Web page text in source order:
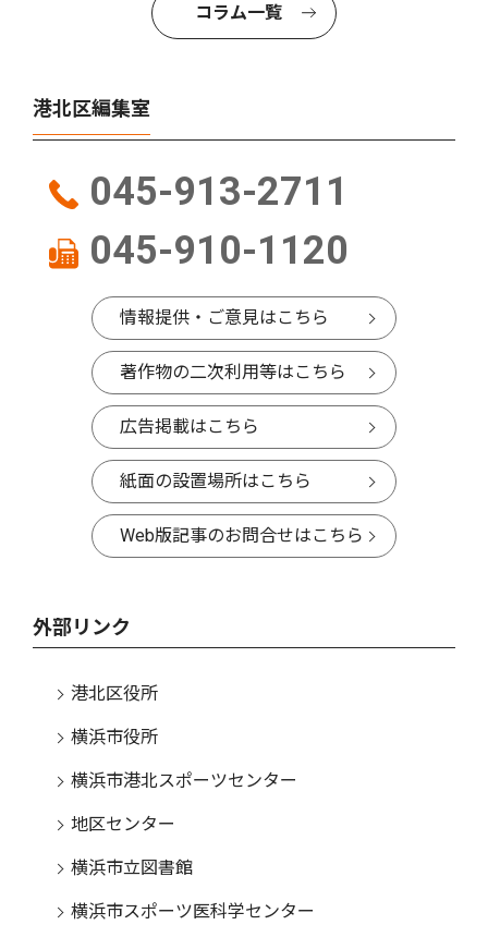
コラム一覧
港北区編集室
045-913-2711
045-910-1120
情報提供・ご意見はこちら
著作物の二次利用等はこちら
広告掲載はこちら
紙面の設置場所はこちら
Web版記事のお問合せはこちら
外部リンク
港北区役所
横浜市役所
横浜市港北スポーツセンター
地区センター
横浜市立図書館
横浜市スポーツ医科学センター